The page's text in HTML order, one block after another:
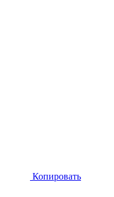
Копировать